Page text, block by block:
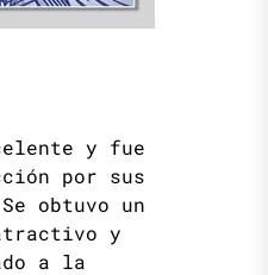
y fue
por sus
obtuvo un
y
a la